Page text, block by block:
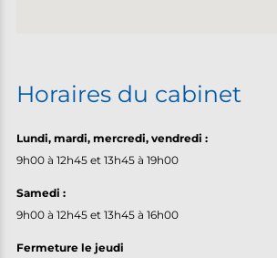
Horaires du cabinet
Lundi, mardi, mercredi, vendredi :
9h00 à 12h45 et 13h45 à 19h00
Samedi :
9h00 à 12h45 et 13h45 à 16h00
Fermeture le jeudi